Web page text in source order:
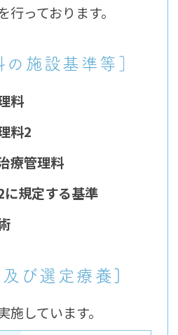
っております。
施設基準等］
料
料2
療管理料
に規定する基準
び選定療養]
しています。